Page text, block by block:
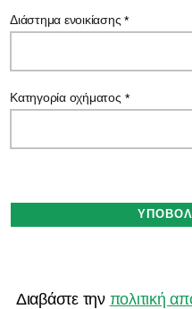
Διάστημα ενοικίασης *
Κατηγορία οχήματος *
Διαβάστε την πολιτική